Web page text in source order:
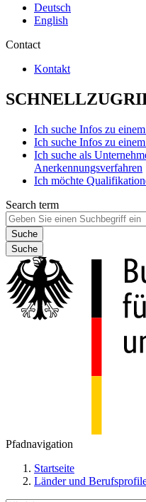
Deutsch
English
Contact
Kontakt
Ich suche Infos zu
Ich suche Infos zu
Ich suche als
Anerkennungsverfahren
Ich möchte
Search term
Suche
Pfadnavigation
Startseite
Länder und